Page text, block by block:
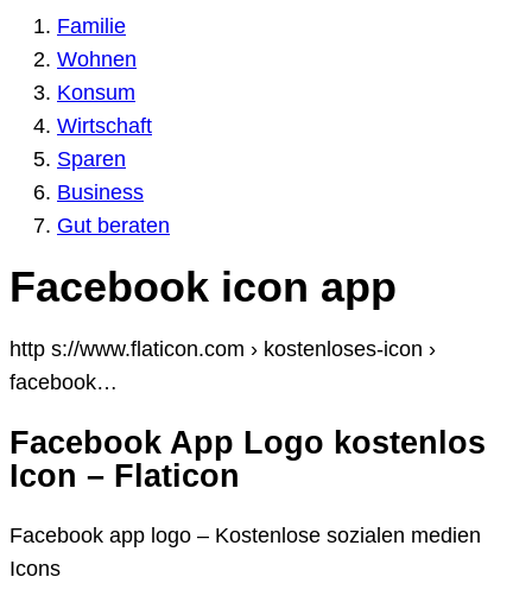
Familie
Wohnen
Konsum
Wirtschaft
Sparen
Business
Gut beraten
Facebook icon app
http s://www.flaticon.com › kostenloses-icon ›
facebook…
Facebook App Logo kostenlos
Icon – Flaticon
Facebook app logo – Kostenlose sozialen medien
Icons